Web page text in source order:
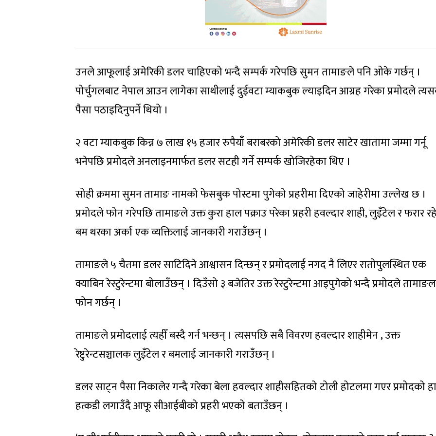
उनले आफूलाई अमेरिकी डलर चाहिएको भन्दै सम्पर्क गरेपछि सुमन तामाङले पनि ओके गर्छन् ।
पोर्चुगलबाट नेपाल आउन लागेका साथीलाई दुईवटा म्याकबुक ल्याइदिन आग्रह गरेका प्रमोदले
पैसा पठाइदिनुपर्ने थियो ।
२ वटा म्याकबुक किन्न ७ लाख १५ हजार रुपैयाँ बराबरको अमेरिकी डलर साटेर खातामा जम्मा गर्नू
भनेपछि प्रमोदले अनलाइनमार्फत डलर सटही गर्ने सम्पर्क खोजिरहेका थिए ।
सोही क्रममा सुमन तामाङ नामको फेसबुक पोस्टमा पुगेको प्रहरीमा दिएको जाहेरीमा उल्लेख छ ।
प्रमोदले फोन गरेपछि तामाङले उक्त कुरा हाल पक्राउ परेका प्रहरी हवल्दार शाही, लुइँटेल र फरार
बम थरका अर्का एक व्यक्तिलाई जानकारी गराउँछन् ।
तामाङले ५ चैतमा डलर साटिदिने आश्वासन दिन्छन् र प्रमोदलाई नगद नै लिएर रातोपुलस्थित एक
क्याबिन रेस्टुरेन्टमा बोलाउँछन् । दिउँसो ३ बजेतिर उक्त रेस्टुरेन्टमा आइपुगेको भन्दै प्रमोदले
फोन गर्छन् ।
तामाङले प्रमोदलाई त्यहीँ बस्दै गर्न भन्छन् । त्यसपछि सबै विवरण हवल्दार शाहीमेन , उक्त
रेष्टुरेन्टसञ्चालक लुइँटेल र बमलाई जानकारी गराउँछन् ।
डलर साट्न पैसा निकालेर गन्दै गरेका बेला हवल्दार शाहीसहितको टोली होटलमा गएर प्रमोदको
हत्कडी लगाउँदै आफू सीआईबीको प्रहरी भएको बताउँछन् ।